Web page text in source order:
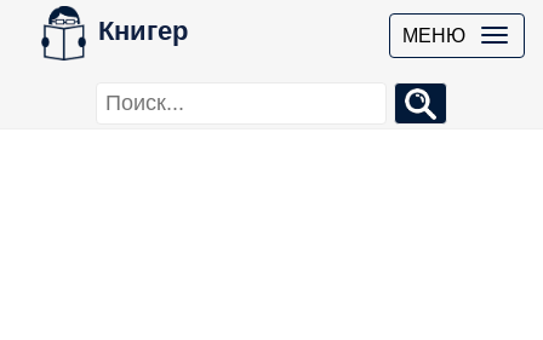
Книгер МЕНЮ